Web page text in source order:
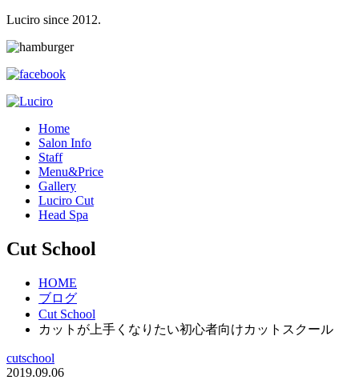
Luciro since 2012.
Home
Salon Info
Staff
Menu&Price
Gallery
Luciro Cut
Head Spa
Cut School
HOME
ブログ
Cut School
カットが上手くなりたい初心者向けカットスクール
cutschool
2019.09.06